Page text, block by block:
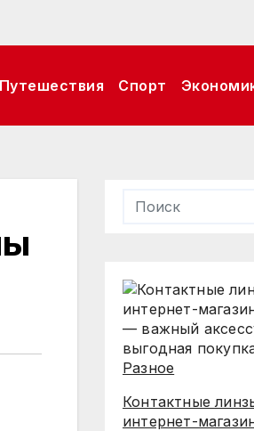
Путешествия Спорт
Разное
Контактные
интернет-